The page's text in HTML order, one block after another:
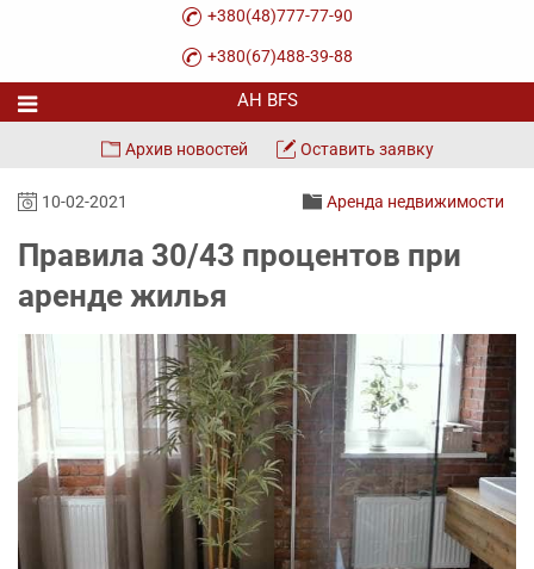
+380(48)777-77-90
+380(67)488-39-88
Архив новостей Оставить заявку
10-02-2021 Аренда недвижимости
Правила 30/43 процентов при
аренде жилья